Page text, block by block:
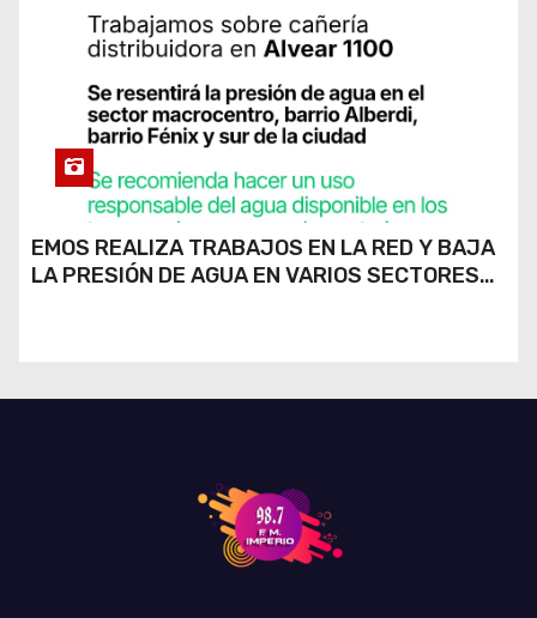
EMOS REALIZA TRABAJOS EN LA RED Y BAJA
LA PRESIÓN DE AGUA EN VARIOS SECTORES